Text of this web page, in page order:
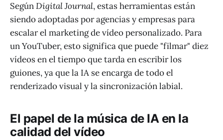
SegúnDigital Journal, estas herramientas están
siendo adoptadas por agencias y empresas para
escalar el marketing de vídeo personalizado. Para
un YouTuber, esto significa que puede "filmar" diez
vídeos en el tiempo que tarda en escribir los
guiones, ya que la IA se encarga de todo el
renderizado visual y la sincronización labial.
El papel de la música de IA en la
calidad del vídeo